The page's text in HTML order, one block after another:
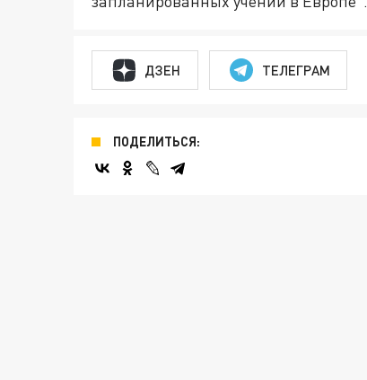
ДЗЕН ТЕЛЕГРАМ
ПОДЕЛИТЬСЯ: